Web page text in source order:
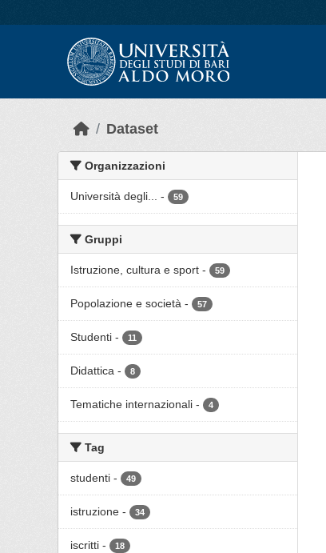
Dataset
Organizzazioni
Università degli... - 59
Gruppi
Istruzione, cultura e sport - 59
Popolazione e società - 57
Studenti - 11
Didattica - 8
Tematiche internazionali - 4
Tag
studenti - 49
istruzione - 34
iscritti - 18